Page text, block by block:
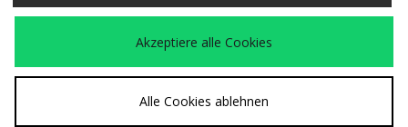
Wir akzeptieren die folgenden Zahlungsmethoden
Besuchen Sie unsere Unternehmens-Website auf
Akzeptiere alle Cookies
Alle Cookies ablehnen